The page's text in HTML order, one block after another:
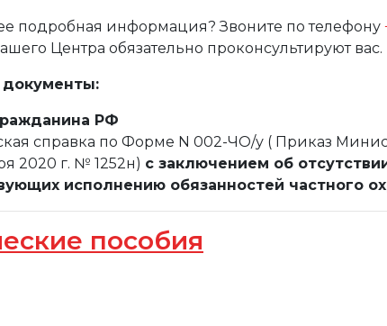
подробная информация? Звоните по телефону
Центра обязательно проконсультируют вас.
РФ
справка по Форме N 002-ЧО/у ( Приказ
2020 г. № 1252н) с заключением об
исполнению обязанностей частного
пособия